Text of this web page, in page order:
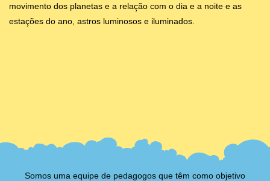
movimento dos planetas e a relação com o dia e a noite e as
estações do ano, astros luminosos e iluminados.
Somos uma equipe de pedagogos que têm como objetivo